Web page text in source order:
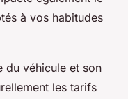
à vos habitudes
du véhicule et son
les tarifs